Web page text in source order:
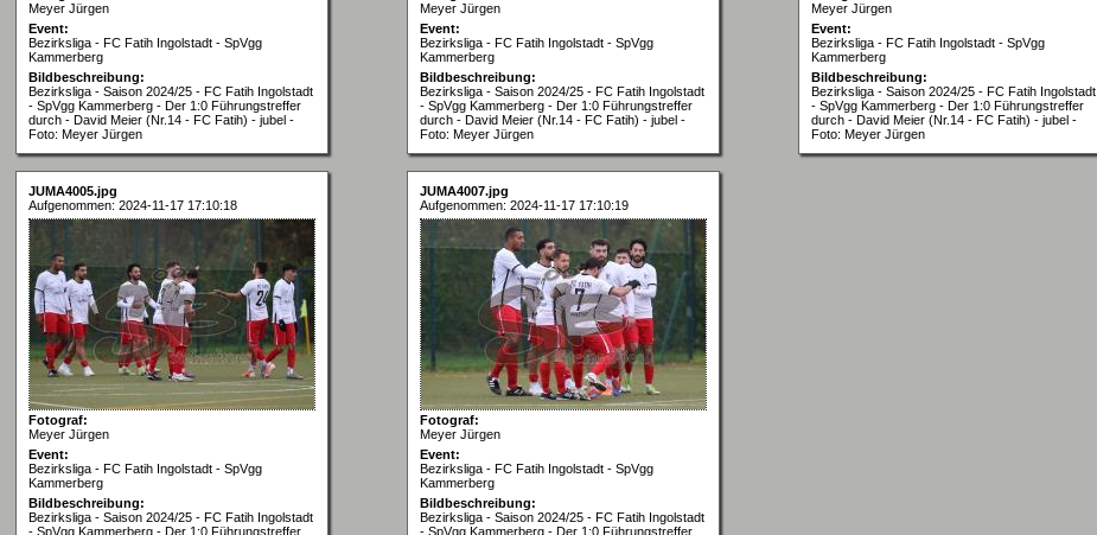
Meyer Jürgen
Event:
Bezirksliga - FC Fatih Ingolstadt - SpVgg
Kammerberg
Bildbeschreibung:
Bezirksliga - Saison 2024/25 - FC Fatih Ingolstadt
- SpVgg Kammerberg - Der 1:0 Führungstreffer
durch - David Meier (Nr.14 - FC Fatih) - jubel -
Foto: Meyer Jürgen
Meyer Jürgen
Event:
Bezirksliga - FC Fatih Ingolstadt - SpVgg
Kammerberg
Bildbeschreibung:
Bezirksliga - Saison 2024/25 - FC Fatih Ingolstadt
- SpVgg Kammerberg - Der 1:0 Führungstreffer
durch - David Meier (Nr.14 - FC Fatih) - jubel -
Foto: Meyer Jürgen
Meyer Jürgen
Event:
Bezirksliga - FC Fatih Ingolstadt - SpVgg
Kammerberg
Bildbeschreibung:
Bezirksliga - Saison 2024/25 - FC Fatih Ingolstadt
- SpVgg Kammerberg - Der 1:0 Führungstreffer
durch - David Meier (Nr.14 - FC Fatih) - jubel -
Foto: Meyer Jürgen
JUMA4005.jpg
Aufgenommen: 2024-11-17 17:10:18
Fotograf:
Meyer Jürgen
Event:
Bezirksliga - FC Fatih Ingolstadt - SpVgg
Kammerberg
Bildbeschreibung:
Bezirksliga - Saison 2024/25 - FC Fatih Ingolstadt
- SpVgg Kammerberg - Der 1:0 Führungstreffer
JUMA4007.jpg
Aufgenommen: 2024-11-17 17:10:19
Fotograf:
Meyer Jürgen
Event:
Bezirksliga - FC Fatih Ingolstadt - SpVgg
Kammerberg
Bildbeschreibung:
Bezirksliga - Saison 2024/25 - FC Fatih Ingolstadt
- SpVgg Kammerberg - Der 1:0 Führungstreffer